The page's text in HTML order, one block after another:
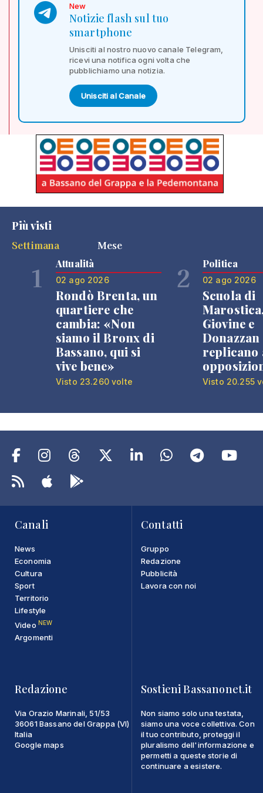
New
Notizie flash sul tuo
smartphone
Unisciti al nostro nuovo canale Telegram,
ricevi una notifica ogni volta che
pubblichiamo una notizia.
Unisciti al Canale
Più visti
Settimana
Mese
1 Attualità
02 ago 2026
Rondò Brenta, un
quartiere che
cambia: «Non
siamo il Bronx di
Bassano, qui si
vive bene»
Visto 23.260 volte
2 Politica
02 ago 2026
Scuola di
Giovine e
Donazzan
replicano
Visto 20.255
Canali
News
Economia
Cultura
Sport
Territorio
Lifestyle
Video NEW
Argomenti
Contatti
Gruppo
Redazione
Pubblicità
Lavora con noi
Redazione
Via Orazio Marinali, 51/53
36061 Bassano del Grappa (VI)
Italia
Google maps
Sostieni Bassanonet.it
Non siamo solo una testata,
siamo una voce collettiva. Con
il tuo contributo, proteggi il
pluralismo dell'informazione e
permetti a queste storie di
continuare a esistere.